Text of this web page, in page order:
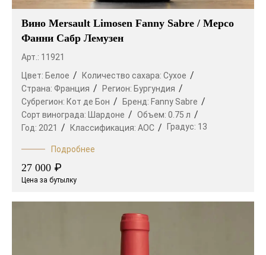
Вино Mersault Limosen Fanny Sabre / Мерсо
Фанни Сабр Лемузен
Арт.: 11921
Цвет: Белое Количество сахара: Сухое
Страна: Франция Регион: Бургундия
Субрегион: Кот де Бон Бренд: Fanny Sabre
Сорт винограда:
Шардоне Объем: 0.75 л
Год: 2021 Классификация: AOC Градус: 13
Подробнее
27 000 ₽
Цена за бутылку